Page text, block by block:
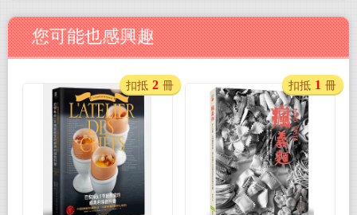
您可能也感興趣
扣抵 2 冊 扣抵 1 冊